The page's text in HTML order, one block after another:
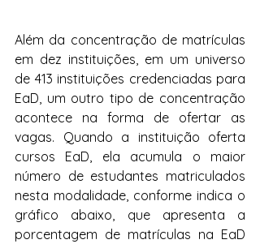
Além da concentração de matrículas
em dez instituições, em um universo
de 413 instituições credenciadas para
EaD, um outro tipo de concentração
acontece na forma de ofertar as
vagas. Quando a instituição oferta
cursos EaD, ela acumula o maior
número de estudantes matriculados
nesta modalidade, conforme indica o
gráfico abaixo, que apresenta a
porcentagem de matrículas na EaD